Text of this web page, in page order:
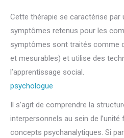
Cette thérapie se caractérise par
symptômes retenus pour les
symptômes sont traités comme
et mesurables) et utilise des
l’apprentissage social.
psychologue
Il s’agit de comprendre la
interpersonnels au sein de
concepts psychanalytiques. Si